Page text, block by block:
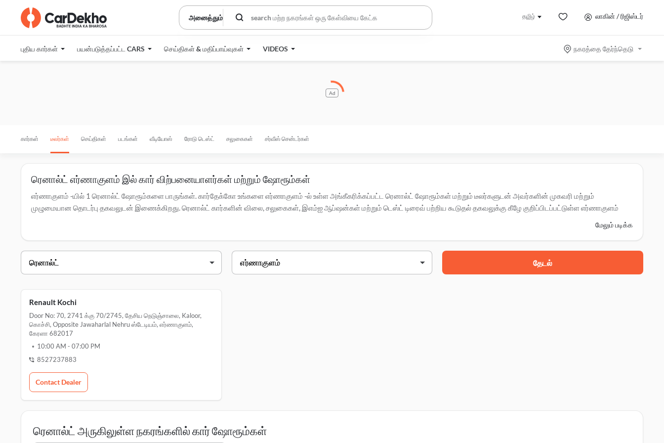
அனைத்தும் தமிழ் லாகின் / ரிஜிஸ்டர்
புதிய கார்கள் பயன்படுத்தப்பட்ட CARS செய்திகள் & மதிப்பாய்வுகள் VIDEOS நகரத்தை தேர்ந்தெடு
Ad
கார்கள் டீலர்கள் செய்திகள் படங்கள் வீடியோஸ் ரோடு டெஸ்ட் சலுகைகள் சர்வீஸ் சென்டர்கள்
ரெனால்ட் எர்ணாகுளம் இல் கார் விற்பனையாளர்கள் மற்றும் ஷோரூம்கள்
எர்ணாகுளம் -யில் 1 ரெனால்ட் ஷோரூம்களை பாருங்கள். கார்தேக்கோ உங்களை எர்ணாகுளம் -ல் உள்ள அங்கீகரிக்கப்பட்ட ரெனால்ட் ஷோரூம்கள் மற்றும் டீலர்களுடன் அவர்களின் முகவரி மற்றும்
முழுமையான தொடர்பு தகவலுடன் இணைக்கிறது. ரெனால்ட் கார்களின் விலை, சலுகைகள், இஎம்ஐ ஆப்ஷன்கள் மற்றும் டெஸ்ட் டிரைவ் பற்றிய கூடுதல் தகவலுக்கு கீழே குறிப்பிடப்பட்டுள்ள எர்ணாகுளம்
ரெனால்ட் கொச்சி door no: 70, 2741 க்கு 70/2745, தேசிய highway, kaloor, கொச்சி, opposite jawaharlal nehru ஸ்டேடியம், எர்ணாகுளம், 682017
மேலும் படிக்க
தேடல்
Renault Kochi
Door No: 70, 2741 க்கு 70/2745, தேசிய நெடுஞ்சாலை, Kaloor,
கொச்சி, Opposite Jawaharlal Nehru ஸ்டேடியம், எர்ணாகுளம்,
கேரளா 682017
10:00 AM - 07:00 PM
8527237883
Contact Dealer
ரெனால்ட் அருகிலுள்ள நகரங்களில் கார் ஷோரூம்கள்